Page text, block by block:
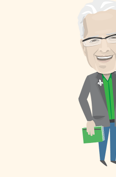
est nécessaire, car cette année il
distanciel afin d’assurer les
d’enseignement», explique
Norman Gaudet, directeur par
intérim de l’établissement.
Protocole sanitaire renforcé La
TFS est une école indépendante
ontarienne d’immersion
française, reconnue par le
l’Éducation. Elle accueille […]